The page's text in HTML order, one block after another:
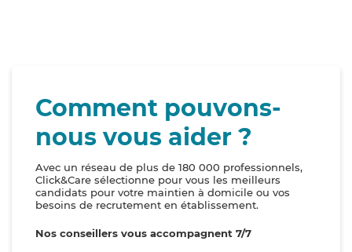
Comment pouvons-
nous vous aider ?
Avec un réseau de plus de 180 000 professionnels,
Click&Care sélectionne pour vous les meilleurs
candidats pour votre maintien à domicile ou vos
besoins de recrutement en établissement.
Nos conseillers vous accompagnent 7/7